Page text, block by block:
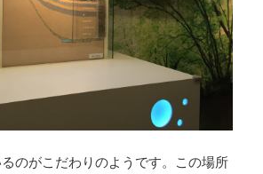
のがこだわりのようです。この場所